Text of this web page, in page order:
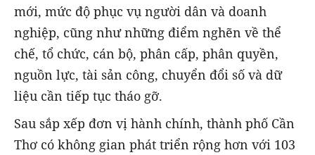
mới, mức độ phục vụ người dân và doanh
nghiệp, cũng như những điểm nghẽn về thể
chế, tổ chức, cán bộ, phân cấp, phân quyền,
nguồn lực, tài sản công, chuyển đổi số và dữ
liệu cần tiếp tục tháo gỡ.
Sau sắp xếp đơn vị hành chính, thành phố Cần
Thơ có không gian phát triển rộng hơn với 103